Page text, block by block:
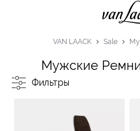
VAN LAACK Sale
Мужские
Фильтры